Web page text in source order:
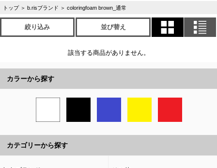
トップ ＞ b.risブランド ＞ coloringfoam brown_通常
絞り込み 並び替え
該当する商品がありません。
カラーから探す
カテゴリーから探す